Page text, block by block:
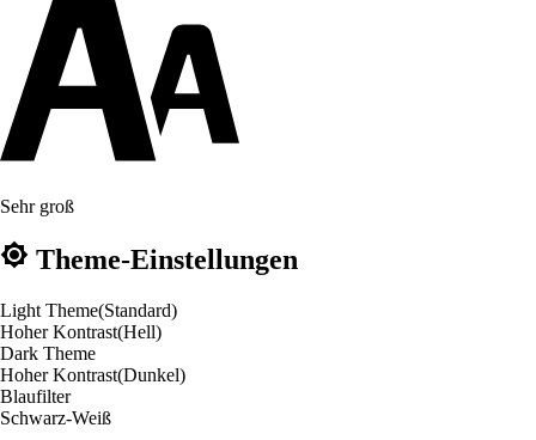
Sehr groß
Theme-Einstellungen
Light Theme(Standard)
Hoher Kontrast(Hell)
Dark Theme
Hoher Kontrast(Dunkel)
Blaufilter
Schwarz-Weiß